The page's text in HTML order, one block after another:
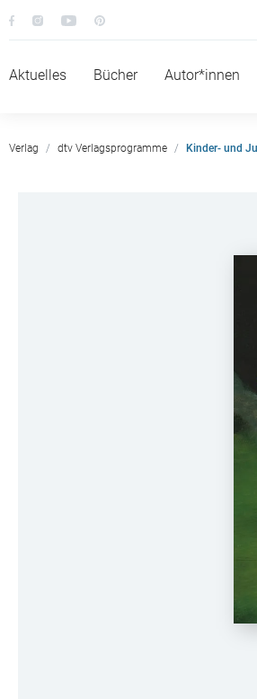
Aktuelles Bücher Autor*innen
Verlag dtv Verlagsprogramme Kinder- und